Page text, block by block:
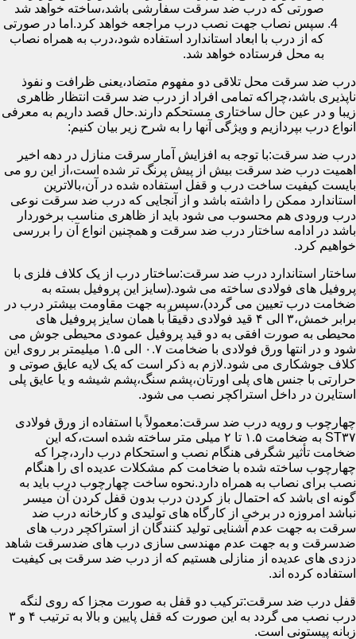
صورتی که درب ضد سرقت سفارشی باشد،ساخته خواهد شد
سپس نصاب جهت نصب درب مراجعه خواهد کرد.اما در صورتی
که از درب با ابعاد استاندارد استفاده شود،درب به همراه نصاب
به محل فرستاده خواهد شد.
درب ضد سرقت محل تلاقی دو مفهوم متضاد،یعنی ظرافت و نفوذ
ناپذیری باشد،چراکه تمامی افراد از درب ضد سرقت انتظار ظاهری
زیبا و در عین حال ساختاری مستحکم دارند.حال قصد داریم به معرفی
انواع درب بپردازیم و ویژگی آنها را به شرح زیر بیان کنیم:
درب ضد سرقت:با توجه به افزایش آمار سرقت منازل در دهه اخیر
اهمیت درب ضد سرقت بیش از پیش پرنگ تر شده است،از این رو می
بایست کیفیت ساخت درب و قفل استفاده شده در آن،بالاترین
استاندارد ممکن را داشته باشد و از آنجایی که درب ضد سرقت نوعی
درب ورودی هم محسوب می شود باید از ظاهری مناسب برخوردار
باشد در ادامه ساختار درب ضد سرقت و همچنین انواع آن را بررسی
خواهیم کرد.
ساختار استاندارد درب ضد سرقت:ساختار درب از یک کلاف فلزی با
پروفیل های فولادی ساخته می شود.(سایز این پروفیل بسته به
ضخامت درب تعیین می گردد)،سپس به جهت مقاومت بیشتر درب در
برابر خمش،۳ الی ۴ قید فولادی دقیقاً با همان سایز پروفیل های
محیطی به صورت افقی به دو قید پروفیل عمودی محیطی جوش می
شود و در انتها ورق فولادی با ضخامت ۰.۷ الی ۱.۵ میلیمتر بر روی این
کلاف جوشکاری می شود.لازم به ذکر است که یک لایه عایق صوتی و
حرارتی با جنس های پلی اورتان،پشم سنگ،پشم شیشه و یا عایق پلی
استایرن در داخل استراکچر نصب می شود.
چهارچوب و رویه درب ضد سرقت:معمولاً با استفاده از ورق فولادی
ST۳۷ به ضخامت ۱.۵ تا ۲ میلی متر ساخته شده است،که این
ضخامت تأثیر شگرفی هنگام نصب و استحکام درب دارد،چرا که
چهارچوب ساخته شده با ضخامت کم مشکلات عدیده ای را هنگام
نصب برای نصاب به همراه دارد.نحوه ساخت چهارچوب درب باید به
گونه ای باشد که احتمال باز کردن درب بدون قفل کردن آن میسر
نباشد امروزه در برخی از کارگاه های تولیدی و کارخانه درب ضد
سرقت به جهت عدم آشنایی تولید کنندگان از استراکچر درب های
ضدسرقت و به جهت عدم مهندسی سازی درب های ضدسرقت شاهد
دزدی های عدیده از منازلی هستیم که از درب ضد سرقت بی کیفیت
استفاده کرده اند.
قفل درب ضد سرقت:ترکیب دو قفل به صورت مجزا که روی لنگه
درب نصب می گردد به این صورت که قفل پایین و بالا به ترتیب ۴ و ۳
زبانه پیستونی است.